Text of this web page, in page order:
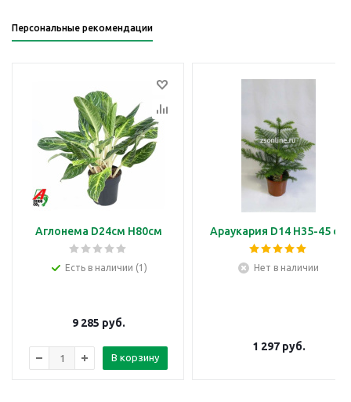
Персональные рекомендации
Аглонема D24см H80см
Есть в наличии (1)
9 285 руб.
В корзину
Араукария D14 H35-45 см
Нет в наличии
1 297руб.